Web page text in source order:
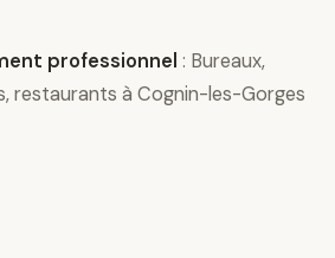
professionnel : Bureaux,
restaurants à Cognin-les-Gorges